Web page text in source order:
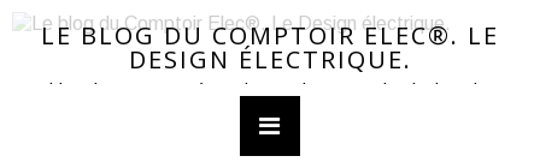
LE BLOG DU COMPTOIR ELEC®. LE
DESIGN ÉLECTRIQUE.